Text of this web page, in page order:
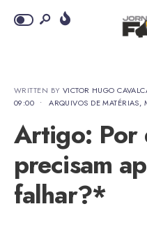
WRITTEN BY VICTOR HUGO
09:00 • ARQUIVOS DE MATÉRIAS,
Artigo: Por
precisam
falhar?*